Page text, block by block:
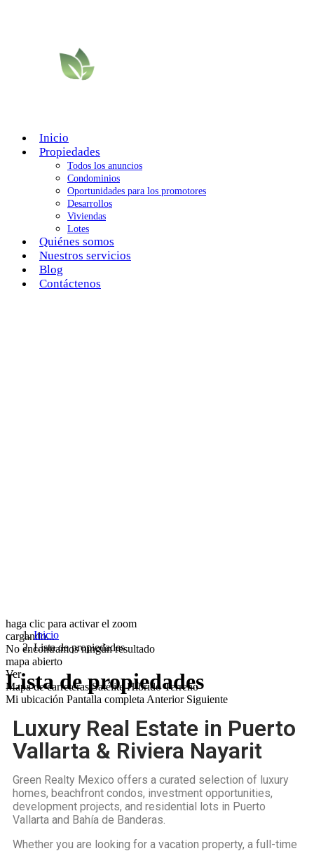
Inicio
Propiedades
Todos los anuncios
Condominios
Oportunidades para los promotores
Desarrollos
Viviendas
Lotes
Quiénes somos
Nuestros servicios
Blog
Contáctenos
haga clic para activar el zoom
cargando...
No encontramos ningún resultado
mapa abierto
Ver
Mapa de carreteras Satélite Híbrido Terreno
Mi ubicación Pantalla completa Anterior Siguiente
Inicio
Lista de propiedades
Lista de propiedades
Luxury Real Estate in Puerto
Vallarta & Riviera Nayarit
Green Realty Mexico offers a curated selection of luxury
homes, beachfront condos, investment opportunities,
development projects, and residential lots in Puerto
Vallarta and Bahía de Banderas.
Whether you are looking for a vacation property, a full-time